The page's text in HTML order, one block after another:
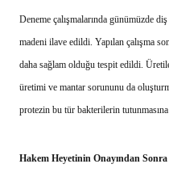
Deneme çalışmalarında günümüzde
madeni ilave edildi. Yapılan çalışma
daha sağlam olduğu tespit edildi.
üretimi ve mantar sorununu da
protezin bu tür bakterilerin
Hakem Heyetinin Onayından Sonra